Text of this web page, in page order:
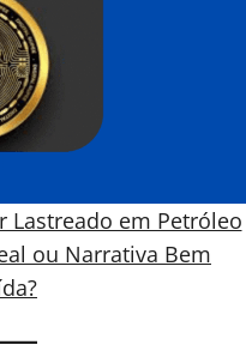
Lastreado em Petróleo
ou Narrativa Bem